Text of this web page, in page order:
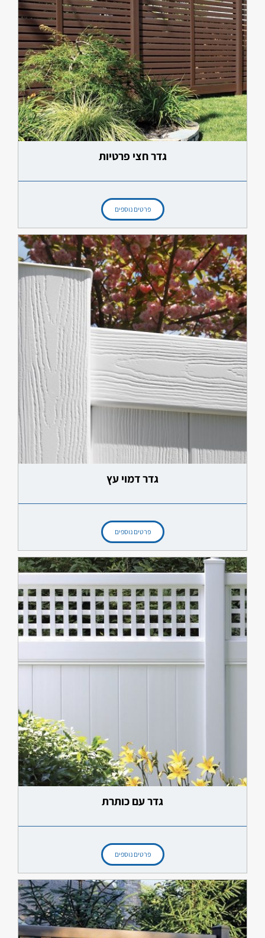
גדר חצי פרטיות
פרטים נוספים
גדר דמוי עץ
פרטים נוספים
גדר עם כותרת
פרטים נוספים